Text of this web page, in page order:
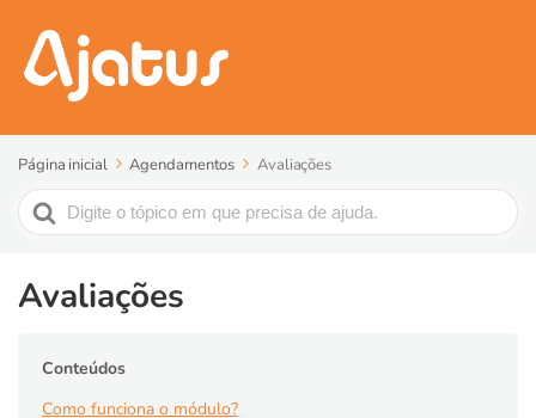
Página inicial Agendamentos Avaliações
Search
For
Avaliações
Conteúdos
Como funciona o módulo?